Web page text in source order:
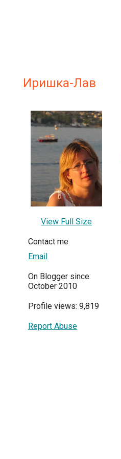
Иришка-Лав
View Full Size
Contact me
Email
On Blogger since:
October 2010
Profile views: 9,819
Report Abuse